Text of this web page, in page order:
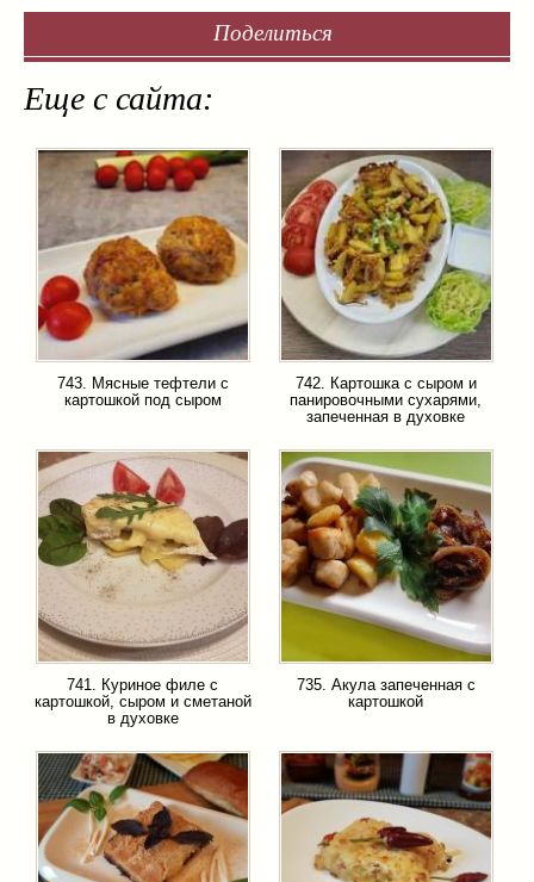
Поделиться
Еще с сайта:
743. Мясные тефтели с
картошкой под сыром
742. Картошка с сыром и
панировочными сухарями,
запеченная в духовке
741. Куриное филе с
картошкой, сыром и сметаной
в духовке
735. Акула запеченная с
картошкой